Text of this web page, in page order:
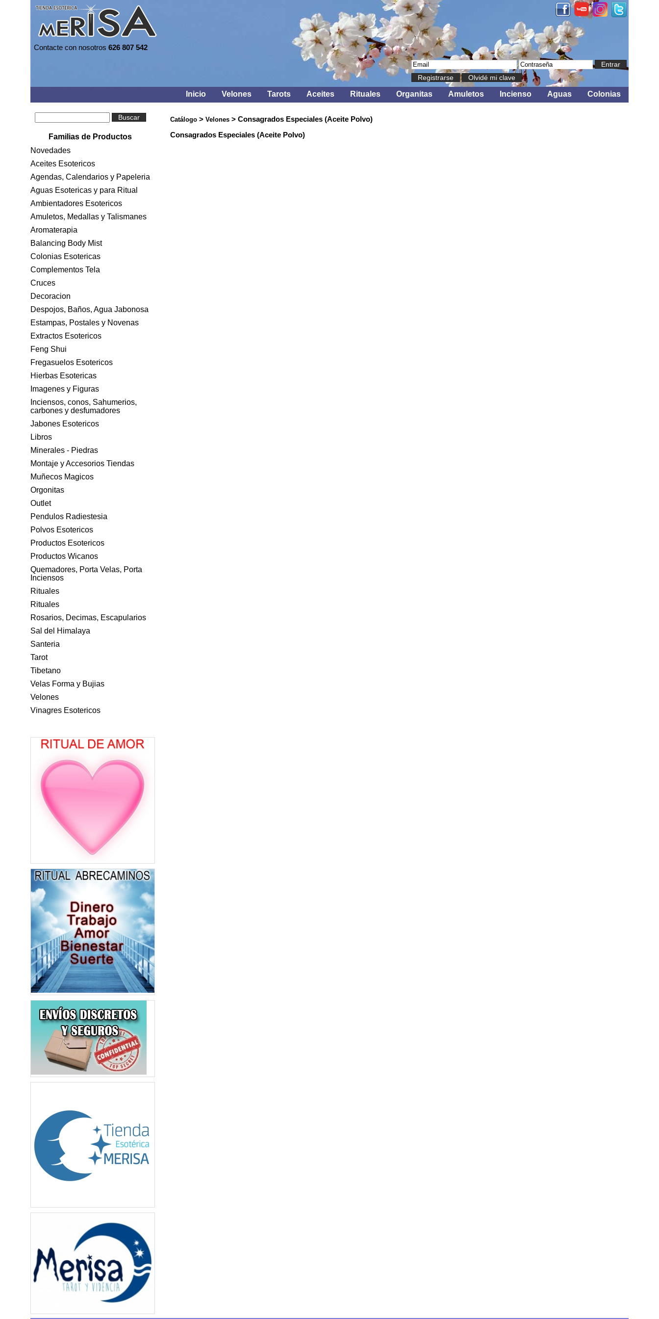
Contacte con nosotros 626 807 542
Entrar
Registrarse
Olvidé mi clave
Inicio Velones Tarots Aceites Rituales Organitas Amuletos Incienso Aguas Colonias
Buscar
Familias de Productos
Novedades
Aceites Esotericos
Agendas, Calendarios y Papeleria
Aguas Esotericas y para Ritual
Ambientadores Esotericos
Amuletos, Medallas y Talismanes
Aromaterapia
Balancing Body Mist
Colonias Esotericas
Complementos Tela
Cruces
Decoracion
Despojos, Baños, Agua Jabonosa
Estampas, Postales y Novenas
Extractos Esotericos
Feng Shui
Fregasuelos Esotericos
Hierbas Esotericas
Imagenes y Figuras
Inciensos, conos, Sahumerios,
carbones y desfumadores
Jabones Esotericos
Libros
Minerales - Piedras
Montaje y Accesorios Tiendas
Muñecos Magicos
Orgonitas
Outlet
Pendulos Radiestesia
Polvos Esotericos
Productos Esotericos
Productos Wicanos
Quemadores, Porta Velas, Porta
Inciensos
Rituales
Rituales
Rosarios, Decimas, Escapularios
Sal del Himalaya
Santeria
Tarot
Tibetano
Velas Forma y Bujias
Velones
Vinagres Esotericos
Catálogo > Velones > Consagrados Especiales (Aceite Polvo)
Consagrados Especiales (Aceite Polvo)